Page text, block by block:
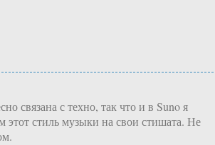
связана с техно, так что и в Suno я
стиль музыки на свои стишата. Не